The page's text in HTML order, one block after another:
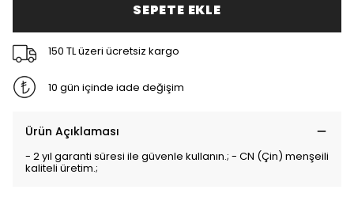
SEPETE EKLE
150 TL üzeri ücretsiz kargo
10 gün içinde iade değişim
Ürün Açıklaması
- 2 yıl garanti süresi ile güvenle kullanın.; - CN (Çin) menşeili
kaliteli üretim.;